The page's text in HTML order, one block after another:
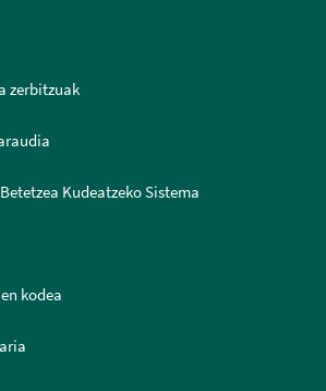
zerbitzuak
Kudeatzeko Sistema
kodea